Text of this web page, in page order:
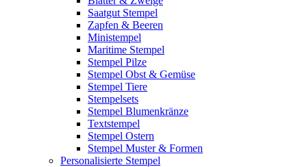
Saatgut Stempel
Zapfen & Beeren
Ministempel
Maritime Stempel
Stempel Pilze
Stempel Obst & Gemüse
Stempel Tiere
Stempelsets
Stempel Blumenkränze
Textstempel
Stempel Ostern
Stempel Muster & Formen
Personalisierte Stempel